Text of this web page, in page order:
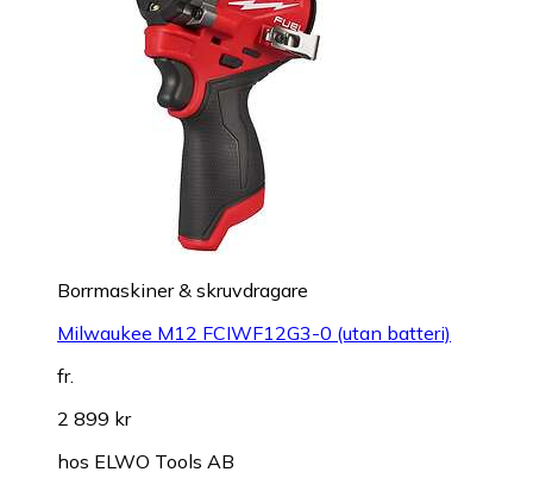
Borrmaskiner & skruvdragare
Milwaukee M12 FCIWF12G3-0 (utan batteri)
fr.
2 899 kr
hos ELWO Tools AB